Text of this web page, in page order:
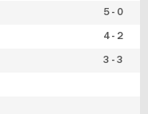
5 - 0
4 - 2
3 - 3